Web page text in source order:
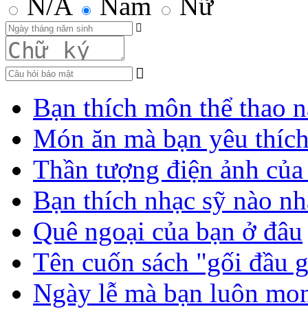
Bạn thích môn thể thao
Món ăn mà bạn yêu
Thần tượng điện ảnh
Bạn thích nhạc sỹ nào
Quê ngoại của bạn ở đâu
Tên cuốn sách "gối đầu
Ngày lễ mà bạn luôn